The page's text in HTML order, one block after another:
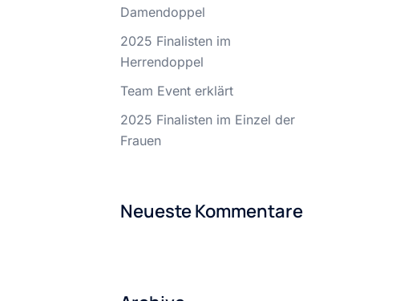
Damendoppel
2025 Finalisten im
Herrendoppel
Team Event erklärt
2025 Finalisten im Einzel der
Frauen
Neueste Kommentare